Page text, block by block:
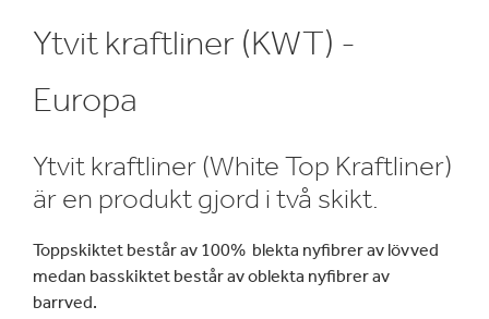
Ytvit kraftliner (KWT) -
Europa
Ytvit kraftliner (White Top Kraftliner)
är en produkt gjord i två skikt.
Toppskiktet består av 100% blekta nyfibrer av lövved
medan basskiktet består av oblekta nyfibrer av
barrved.